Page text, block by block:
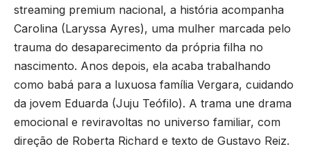
streaming premium nacional, a história acompanha
Carolina (Laryssa Ayres), uma mulher marcada pelo
trauma do desaparecimento da própria filha no
nascimento. Anos depois, ela acaba trabalhando
como babá para a luxuosa família Vergara, cuidando
da jovem Eduarda (Juju Teófilo). A trama une drama
emocional e reviravoltas no universo familiar, com
direção de Roberta Richard e texto de Gustavo Reiz.